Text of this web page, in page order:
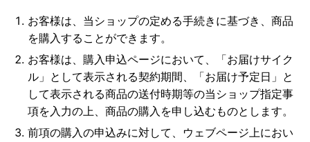
お客様は、当ショップの定める手続きに基づき、商品
を購入することができます。
お客様は、購入申込ページにおいて、「お届けサイク
ル」として表示される契約期間、「お届け予定日」と
して表示される商品の送付時期等の当ショップ指定事
項を入力の上、商品の購入を申し込むものとします。
前項の購入の申込みに対して、ウェブページ上におい